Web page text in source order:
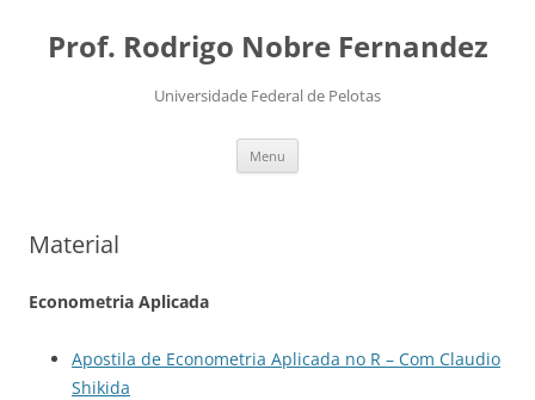
conteúdo
Prof. Rodrigo Nobre Fernandez
Universidade Federal de Pelotas
Menu
Material
Econometria Aplicada
Apostila de Econometria Aplicada no R – Com Claudio
Shikida